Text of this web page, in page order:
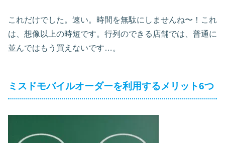
これだけでした。速い。時間を無駄にしませんね〜！これ
は、想像以上の時短です。行列のできる店舗では、普通に
並んではもう買えないです…。
ミスドモバイルオーダーを利用するメリット6つ